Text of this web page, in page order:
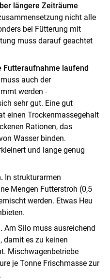
längere Zeiträume
nicht alle
bei Fütterung mit
muss darauf geachtet
Futteraufnahme laufend
auch der
werden -
sehr gut. Eine gut
einen Trockenmassegehalt
Rationen, das
Wasser binden.
und lange genug
In strukturarmen
Mengen Futterstroh (0,5
werden. Etwas Heu
Am Silo muss ausreichend
damit es zu keinen
Mischwagenbetriebe
je Tonne Frischmasse zur